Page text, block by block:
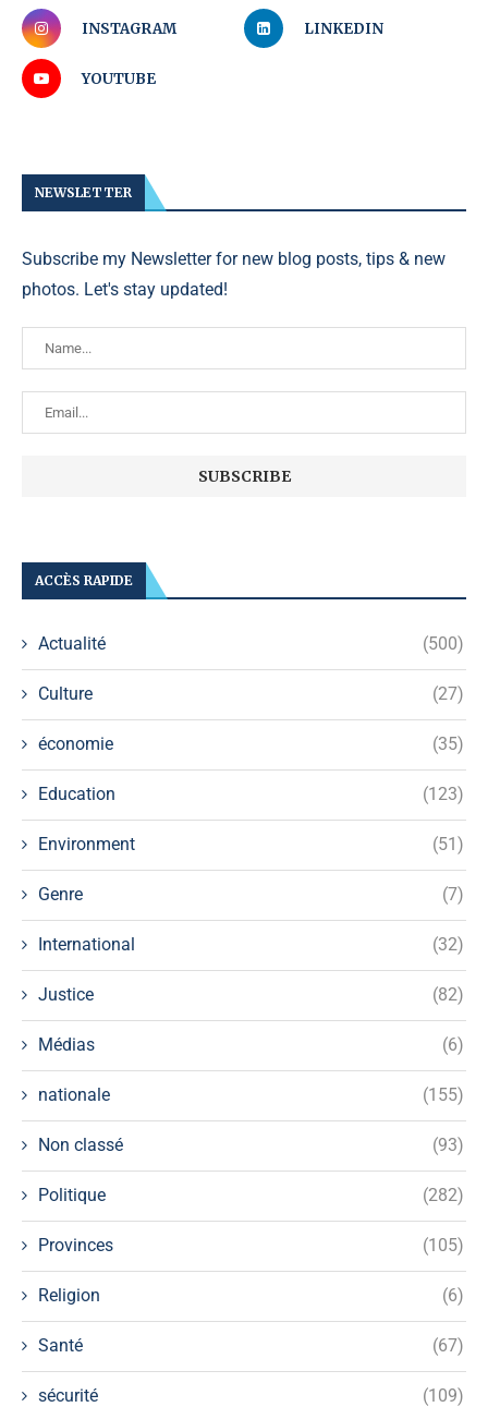
INSTAGRAM LINKEDIN
YOUTUBE
NEWSLETTER
Subscribe my Newsletter for new blog posts, tips & new
photos. Let's stay updated!
ACCÈS RAPIDE
Actualité (500)
Culture (27)
économie (35)
Education (123)
Environment (51)
Genre (7)
International (32)
Justice (82)
Médias (6)
nationale (155)
Non classé (93)
Politique (282)
Provinces (105)
Religion (6)
Santé (67)
sécurité (109)